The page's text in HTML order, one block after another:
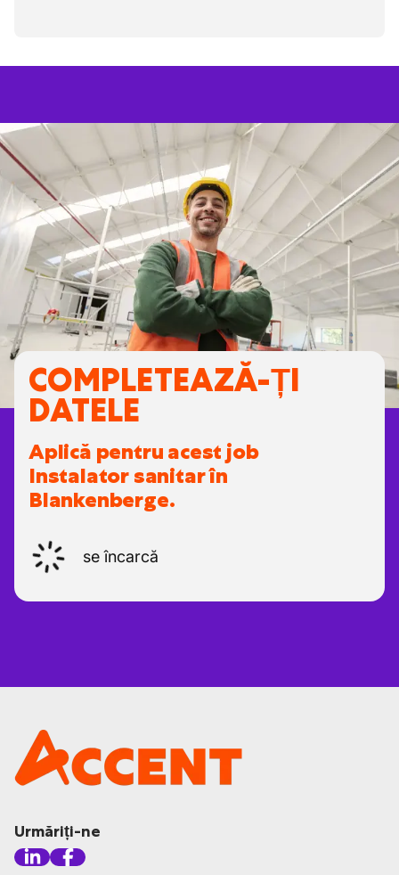
COMPLETEAZĂ-ȚI
DATELE
Aplică pentru acest job
Instalator sanitar în
Blankenberge.
se încarcă
Urmăriți-ne